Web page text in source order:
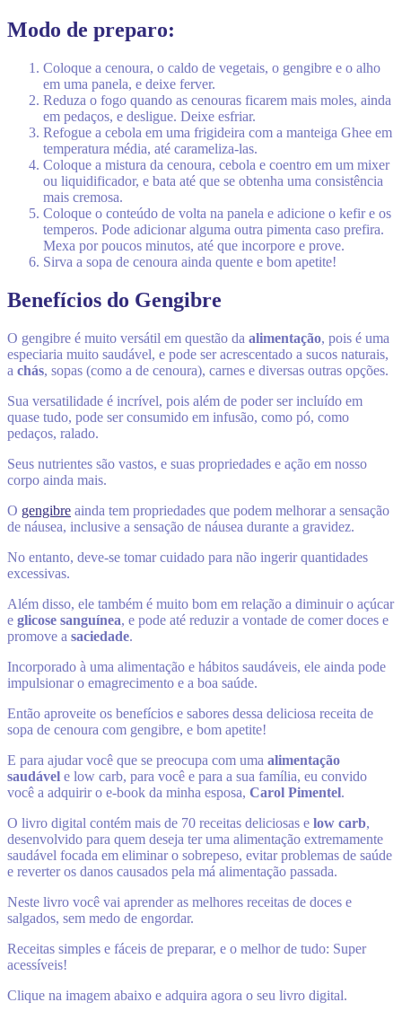
Modo de preparo:
Coloque a cenoura, o caldo de vegetais, o gengibre e o alho
em uma panela, e deixe ferver.
Reduza o fogo quando as cenouras ficarem mais moles, ainda
em pedaços, e desligue. Deixe esfriar.
Refogue a cebola em uma frigideira com a manteiga Ghee em
temperatura média, até carameliza-las.
Coloque a mistura da cenoura, cebola e coentro em um mixer
ou liquidificador, e bata até que se obtenha uma consistência
mais cremosa.
Coloque o conteúdo de volta na panela e adicione o kefir e os
temperos. Pode adicionar alguma outra pimenta caso prefira.
Mexa por poucos minutos, até que incorpore e prove.
Sirva a sopa de cenoura ainda quente e bom apetite!
Benefícios do Gengibre
O gengibre é muito versátil em questão da alimentação, pois é uma
especiaria muito saudável, e pode ser acrescentado a sucos naturais,
a chás, sopas (como a de cenoura), carnes e diversas outras opções.
Sua versatilidade é incrível, pois além de poder ser incluído em
quase tudo, pode ser consumido em infusão, como pó, como
pedaços, ralado.
Seus nutrientes são vastos, e suas propriedades e ação em nosso
corpo ainda mais.
O gengibre ainda tem propriedades que podem melhorar a sensação
de náusea, inclusive a sensação de náusea durante a gravidez.
No entanto, deve-se tomar cuidado para não ingerir quantidades
excessivas.
Além disso, ele também é muito bom em relação a diminuir o açúcar
e glicose sanguínea, e pode até reduzir a vontade de comer doces e
promove a saciedade.
Incorporado à uma alimentação e hábitos saudáveis, ele ainda pode
impulsionar o emagrecimento e a boa saúde.
Então aproveite os benefícios e sabores dessa deliciosa receita de
sopa de cenoura com gengibre, e bom apetite!
E para ajudar você que se preocupa com uma alimentação
saudável e low carb, para você e para a sua família, eu convido
você a adquirir o e-book da minha esposa, Carol Pimentel.
O livro digital contém mais de 70 receitas deliciosas e low carb,
desenvolvido para quem deseja ter uma alimentação extremamente
saudável focada em eliminar o sobrepeso, evitar problemas de saúde
e reverter os danos causados pela má alimentação passada.
Neste livro você vai aprender as melhores receitas de doces e
salgados, sem medo de engordar.
Receitas simples e fáceis de preparar, e o melhor de tudo: Super
acessíveis!
Clique na imagem abaixo e adquira agora o seu livro digital.